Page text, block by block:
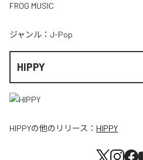
FROG MUSIC
ジャンル： J-Pop
HIPPY
HIPPYの他のリリース： HIPPY